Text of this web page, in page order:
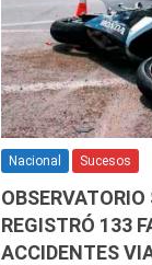
Nacional Sucesos
REGISTRÓ 133
ACCIDENTES